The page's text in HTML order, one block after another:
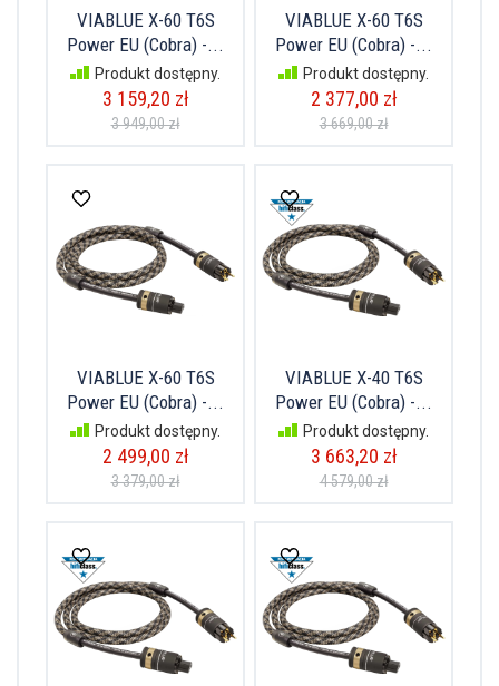
VIABLUE X-60 T6S
Power EU (Cobra) -...
Produkt dostępny.
3 159,20 zł
3 949,00 zł
VIABLUE X-60 T6S
Power EU (Cobra) -...
Produkt dostępny.
2 377,00 zł
3 669,00 zł
VIABLUE X-60 T6S
Power EU (Cobra) -...
Produkt dostępny.
2 499,00 zł
3 379,00 zł
VIABLUE X-40 T6S
Power EU (Cobra) -...
Produkt dostępny.
3 663,20 zł
4 579,00 zł